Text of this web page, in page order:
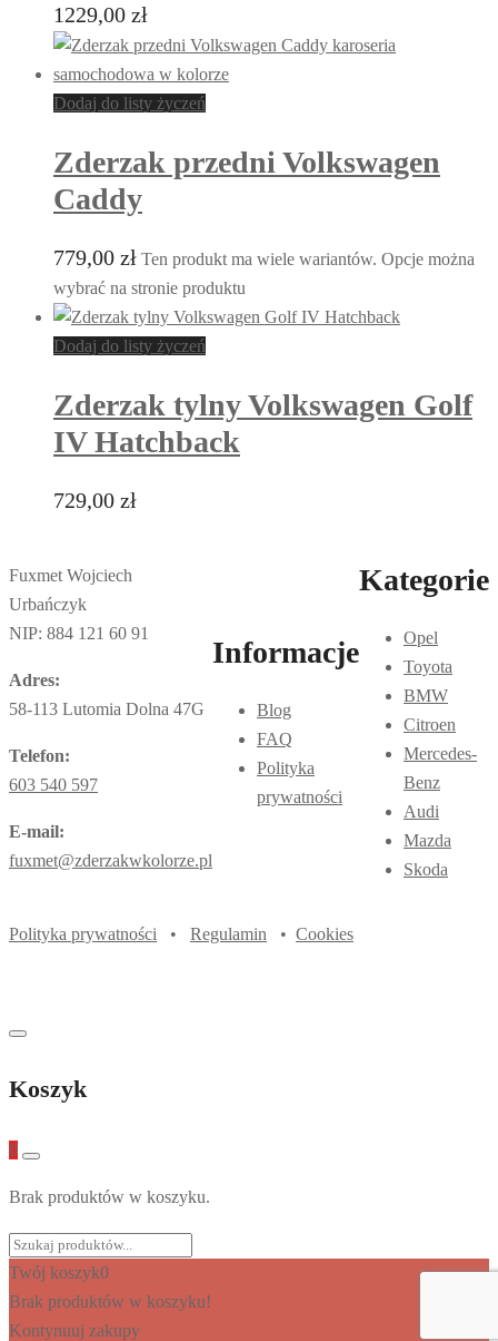
1229,00 zł
Dodaj do listy życzeń
Zderzak przedni Volkswagen
Caddy
779,00 zł Ten produkt ma wiele wariantów. Opcje można
wybrać na stronie produktu
Dodaj do listy życzeń
Zderzak tylny Volkswagen Golf
IV Hatchback
729,00 zł
Fuxmet Wojciech
Urbańczyk
NIP: 884 121 60 91
Adres:
58-113 Lutomia Dolna 47G
Telefon:
603 540 597
E-mail:
fuxmet@zderzakwkolorze.pl
Informacje
Blog
FAQ
Polityka
prywatności
Kategorie
Opel
Toyota
BMW
Citroen
Mercedes-
Benz
Audi
Mazda
Skoda
Polityka prywatności • Regulamin • Cookies
Koszyk
0
Brak produktów w koszyku.
Twój koszyk0
Brak produktów w koszyku!
Kontynuuj zakupy